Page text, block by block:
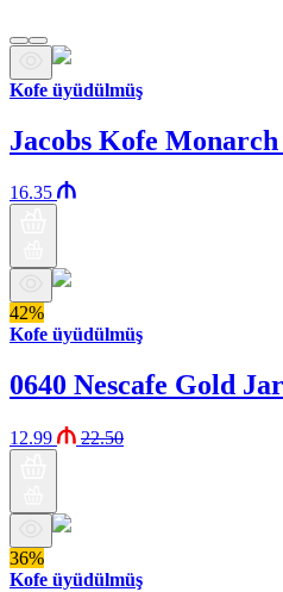
Kofe üyüdülmüş
Jacobs Kofe
16.35
42%
Kofe üyüdülmüş
0640 Nescafe Gold
12.99 22.50
36%
Kofe üyüdülmüş